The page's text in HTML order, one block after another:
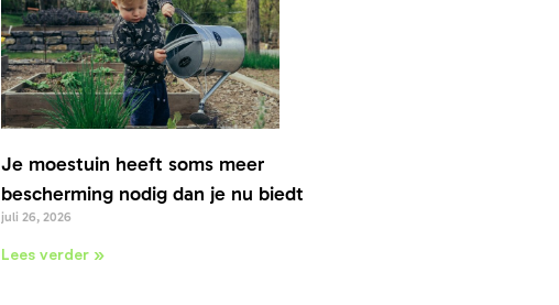
Je moestuin heeft soms meer
bescherming nodig dan je nu biedt
juli 26, 2026
Lees verder »